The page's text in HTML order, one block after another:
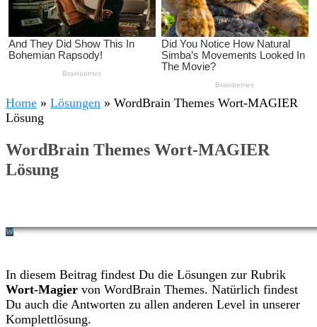
Home » Lösungen » WordBrain Themes Wort-MAGIER
Lösung
WordBrain Themes Wort-MAGIER
Lösung
In diesem Beitrag findest Du die Lösungen zur Rubrik
Wort-Magier von WordBrain Themes. Natürlich findest
Du auch die Antworten zu allen anderen Level in unserer
Komplettlösung.